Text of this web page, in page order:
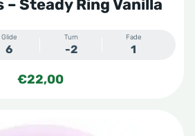
– Steady Ring Vanilla
Glide
6
Turn
-2
Fade
1
€22,00